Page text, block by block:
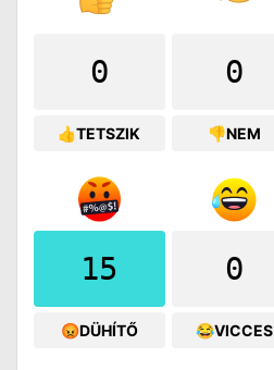
0
👍TETSZIK
0
👎NEM
15
😡DÜHÍTŐ
0
😂VICCES